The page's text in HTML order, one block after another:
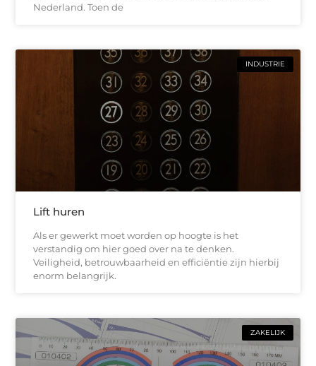
Nederland. Toen de
INDUSTRIE
Lift huren
Als er gewerkt moet worden op hoogte is het
verstandig om hier goed over na te denken.
Veiligheid, betrouwbaarheid en efficiëntie zijn hierbij
enorm belangrijk.
ZAKELIJK